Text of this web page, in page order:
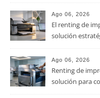
especialidad
Ago 06, 2026
El renting de
solución
pymes
Ago 06, 2026
Renting de
solución para